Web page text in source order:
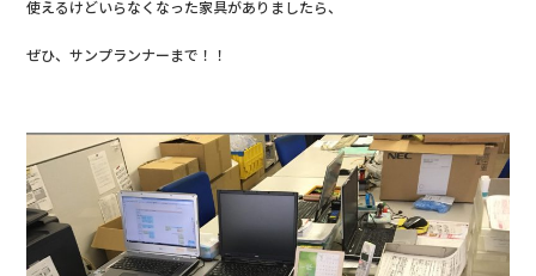
使えるけどいらなくなった家具がありましたら、
ぜひ、サンプランナーまで！！